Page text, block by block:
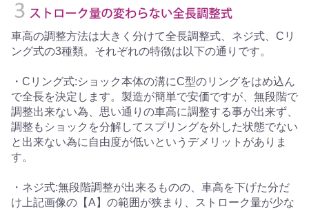
車高の調整方法は大きく分けて全長調整式、ネジ式、Cリ
ング式の3種類。それぞれの特徴は以下の通りです。
・Cリング式:ショック本体の溝にC型のリングをはめ込ん
で全長を決定します。製造が簡単で安価ですが、無段階で
調整出来ない為、思い通りの車高に調整する事が出来ず、
調整もショックを分解してスプリングを外した状態でない
と出来ない為に自由度が低いというデメリットがありま
す。
・ネジ式:無段階調整が出来るものの、車高を下げた分だ
け上記画像の【A】の範囲が狭まり、ストローク量が少な